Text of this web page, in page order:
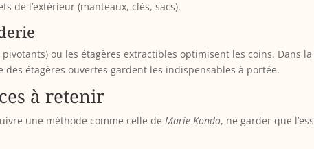
de l’extérieur (manteaux, clés, sacs).
pivotants) ou les étagères extractibles optimisent les coins.
étagères ouvertes gardent les indispensables à portée.
à retenir
une méthode comme celle deMarie Kondo, ne garder que